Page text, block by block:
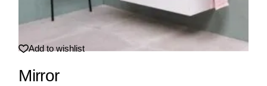
Add to wishlist
Mirror